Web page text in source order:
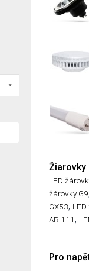
Žiarovky
LED
žárovky G9
GX53,
AR 111 ,
Pro